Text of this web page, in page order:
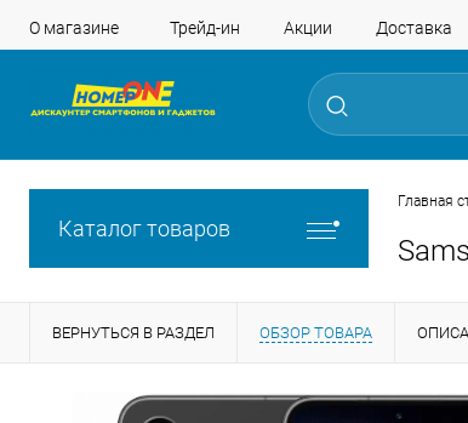
О магазине Трейд-ин Акции Доставка
Каталог товаров
Главная
ВЕРНУТЬСЯ В РАЗДЕЛ ОБЗОР ТОВАРА